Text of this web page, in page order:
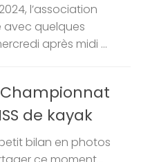
l’association
avec quelques
après midi ...
de kayak
bilan en photos